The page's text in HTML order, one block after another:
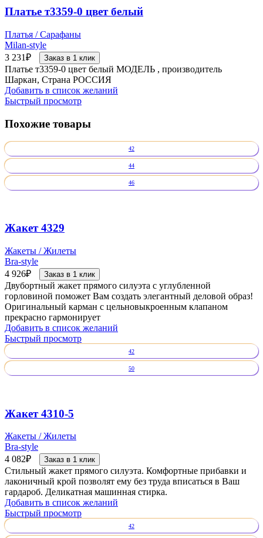
Платье т3359-0 цвет белый
Платья / Сарафаны
Milan-style
3 231₽ Заказ в 1 клик
Платье т3359-0 цвет белый МОДЕЛЬ , производитель
Шаркан, Страна РОССИЯ
Добавить в список желаний
Быстрый просмотр
Похожие товары
42
44
46
Жакет 4329
Жакеты / Жилеты
Bra-style
4 926₽ Заказ в 1 клик
Двубортный жакет прямого силуэта с углубленной
горловиной поможет Вам создать элегантный деловой образ!
Оригинальный карман с цельновыкроенным клапаном
прекрасно гармонирует
Добавить в список желаний
Быстрый просмотр
42
50
Жакет 4310-5
Жакеты / Жилеты
Bra-style
4 082₽ Заказ в 1 клик
Стильный жакет прямого силуэта. Комфортные прибавки и
лаконичный крой позволят ему без труда вписаться в Ваш
гардароб. Деликатная машинная стирка.
Добавить в список желаний
Быстрый просмотр
42